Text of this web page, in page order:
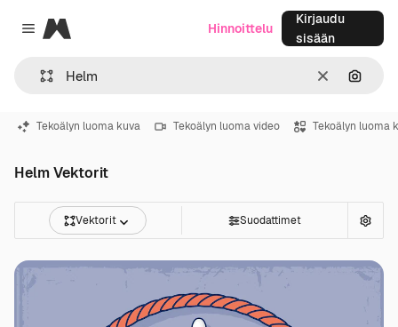
Close menu
Magnific
SelkeäHae
Hinnoittelu
Kirjaudu
sisään
Tekoälyn luoma kuva Tekoälyn luoma video Tekoälyn luoma
Helm Vektorit
Vektorit Suodattimet